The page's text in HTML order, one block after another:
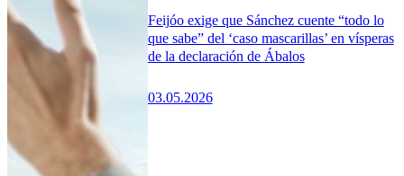
Feijóo exige que Sánchez cuente “todo lo
que sabe” del ‘caso mascarillas’ en vísperas
de la declaración de Ábalos
03.05.2026